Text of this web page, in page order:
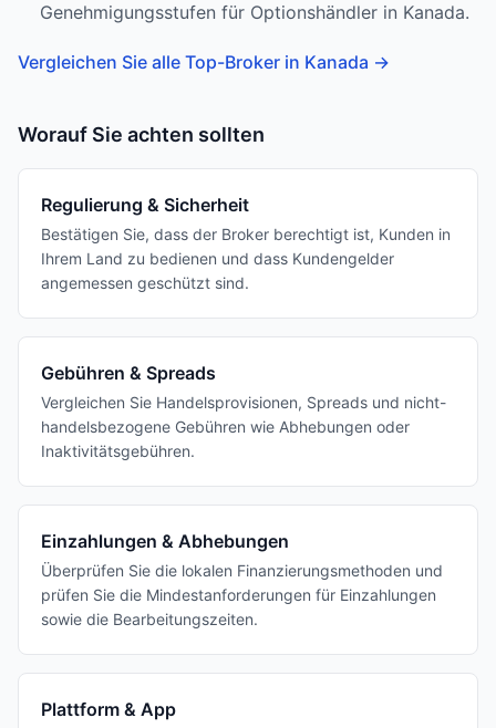
Genehmigungsstufen für Optionshändler in Kanada.
Vergleichen Sie alle Top-Broker in Kanada →
Worauf Sie achten sollten
Regulierung & Sicherheit
Bestätigen Sie, dass der Broker berechtigt ist, Kunden in
Ihrem Land zu bedienen und dass Kundengelder
angemessen geschützt sind.
Gebühren & Spreads
Vergleichen Sie Handelsprovisionen, Spreads und nicht-
handelsbezogene Gebühren wie Abhebungen oder
Inaktivitätsgebühren.
Einzahlungen & Abhebungen
Überprüfen Sie die lokalen Finanzierungsmethoden und
prüfen Sie die Mindestanforderungen für Einzahlungen
sowie die Bearbeitungszeiten.
Plattform & App